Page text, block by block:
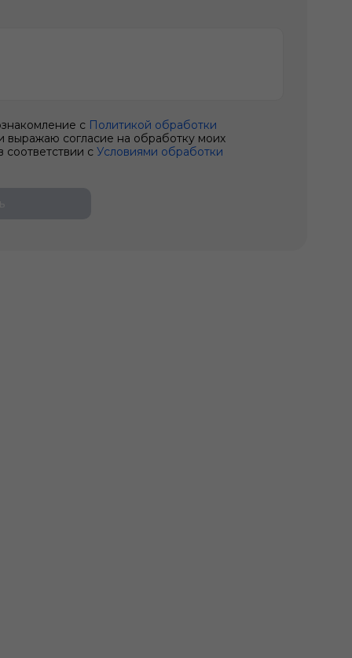
с Политикой обработки
выражаю согласие на обработку моих
соответствии с Условиями обработки